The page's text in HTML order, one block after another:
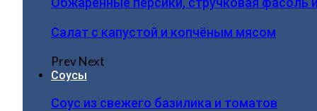
Салат с капустой и копчёным мясом
PrevNext
Соусы
Соус из свежего базилика и томатов